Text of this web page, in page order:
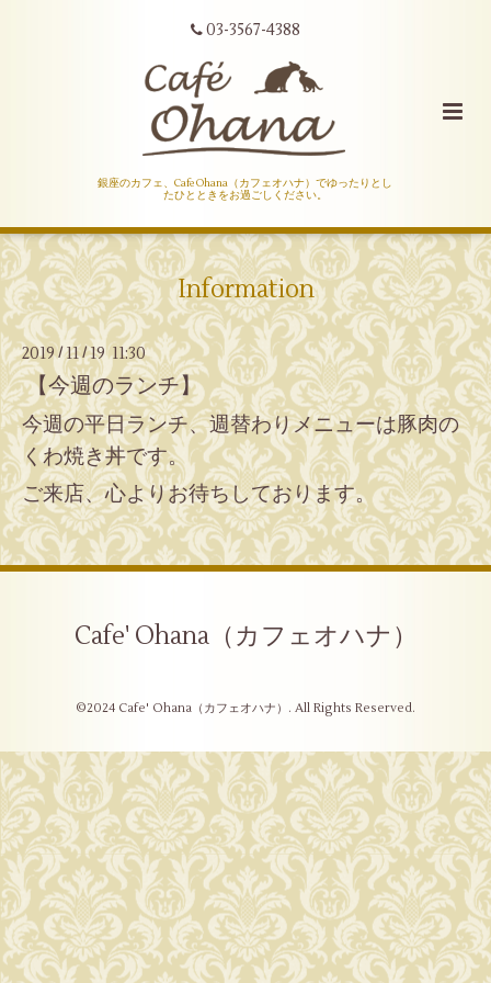
03-3567-4388
銀座のカフェ、Cafe Ohana（カフェオハナ）でゆったりとし
たひとときをお過ごしください。
Information
2019/11 /19 11:30
【今週のランチ】
今週の平日ランチ、週替わりメニューは豚肉の
くわ焼き丼です。
ご来店、心よりお待ちしております。
Cafe' Ohana（カフェオハナ）
©2024 Cafe' Ohana（カフェオハナ） . All Rights Reserved.